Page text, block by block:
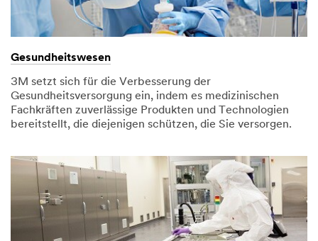
Gesundheitswesen
3M setzt sich für die Verbesserung der
Gesundheitsversorgung ein, indem es medizinischen
Fachkräften zuverlässige Produkten und Technologien
bereitstellt, die diejenigen schützen, die Sie versorgen.